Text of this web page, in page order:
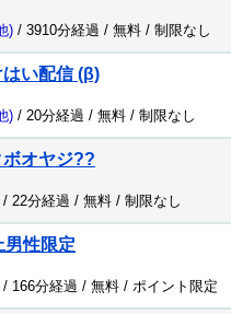
) / 3910分経過 / 無料 / 制限なし
はい配信 (β)
) / 20分経過 / 無料 / 制限なし
ボオヤジ??
/ 22分経過 / 無料 / 制限なし
男性限定
/ 166分経過 / 無料 / ポイント限定